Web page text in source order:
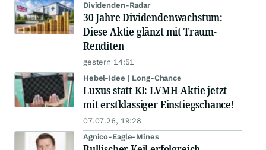
Dividenden-Radar
30 Jahre Dividendenwachstum:
Diese Aktie glänzt mit Traum-
Renditen
gestern 14:51
Hebel-Idee | Long-Chance
Luxus statt KI: LVMH-Aktie jetzt
mit erstklassiger Einstiegschance!
07.07.26, 19:28
Agnico-Eagle-Mines